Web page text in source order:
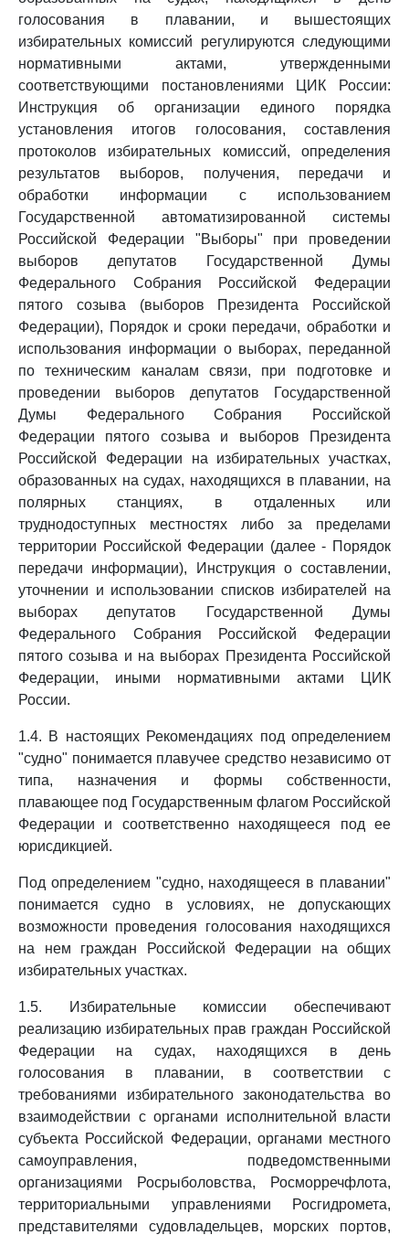
голосования в плавании, и вышестоящих
избирательных комиссий регулируются следующими
нормативными актами, утвержденными
соответствующими постановлениями ЦИК России:
Инструкция об организации единого порядка
установления итогов голосования, составления
протоколов избирательных комиссий, определения
результатов выборов, получения, передачи и
обработки информации с использованием
Государственной автоматизированной системы
Российской Федерации "Выборы" при проведении
выборов депутатов Государственной Думы
Федерального Собрания Российской Федерации
пятого созыва (выборов Президента Российской
Федерации), Порядок и сроки передачи, обработки и
использования информации о выборах, переданной
по техническим каналам связи, при подготовке и
проведении выборов депутатов Государственной
Думы Федерального Собрания Российской
Федерации пятого созыва и выборов Президента
Российской Федерации на избирательных участках,
образованных на судах, находящихся в плавании, на
полярных станциях, в отдаленных или
труднодоступных местностях либо за пределами
территории Российской Федерации (далее - Порядок
передачи информации), Инструкция о составлении,
уточнении и использовании списков избирателей на
выборах депутатов Государственной Думы
Федерального Собрания Российской Федерации
пятого созыва и на выборах Президента Российской
Федерации, иными нормативными актами ЦИК
России.
1.4. В настоящих Рекомендациях под определением
"судно" понимается плавучее средство независимо от
типа, назначения и формы собственности,
плавающее под Государственным флагом Российской
Федерации и соответственно находящееся под ее
юрисдикцией.
Под определением "судно, находящееся в плавании"
понимается судно в условиях, не допускающих
возможности проведения голосования находящихся
на нем граждан Российской Федерации на общих
избирательных участках.
1.5. Избирательные комиссии обеспечивают
реализацию избирательных прав граждан Российской
Федерации на судах, находящихся в день
голосования в плавании, в соответствии с
требованиями избирательного законодательства во
взаимодействии с органами исполнительной власти
субъекта Российской Федерации, органами местного
самоуправления, подведомственными
организациями Росрыболовства, Росморречфлота,
территориальными управлениями Росгидромета,
представителями судовладельцев, морских портов,